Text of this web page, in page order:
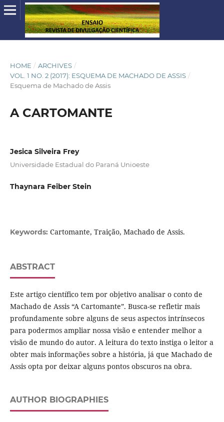
HOME / ARCHIVES /
VOL. 1 NO. 2 (2017): ESQUEMA DE MACHADO DE ASSIS /
Esquema de Machado de Assis
A CARTOMANTE
Jesica Silveira Frey
Universidade Estadual do Paraná Unioeste
Thaynara Feiber Stein
Keywords: Cartomante, Traição, Machado de Assis.
ABSTRACT
Este artigo científico tem por objetivo analisar o conto de
Machado de Assis “A Cartomante”. Busca-se refletir mais
profundamente sobre alguns de seus aspectos intrínsecos
para podermos ampliar nossa visão e entender melhor a
visão de mundo do autor. A leitura do texto instiga o leitor a
obter mais informações sobre a história, já que Machado de
Assis opta por deixar alguns pontos obscuros na obra.
AUTHOR BIOGRAPHIES